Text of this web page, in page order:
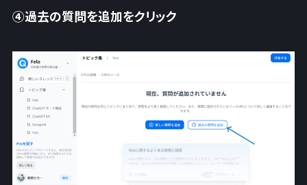
④過去の質問を追加をクリック